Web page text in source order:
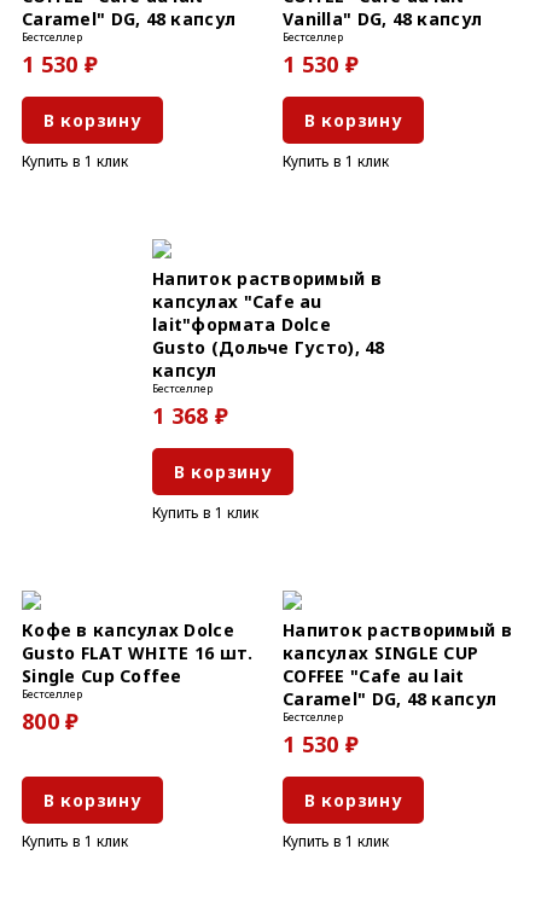
Caramel" DG, 48 капсул
Бестселлер
1 530 ₽
В корзину
Купить в 1 клик
Vanilla" DG, 48 капсул
Бестселлер
1 530 ₽
В корзину
Купить в 1 клик
Напиток растворимый в
капсулах "Сafe au
lait"формата Dolce
Gusto (Дольче Густо), 48
капсул
Бестселлер
1 368 ₽
В корзину
Купить в 1 клик
Кофе в капсулах Dolce
Gusto FLAT WHITE 16 шт.
Single Cup Coffee
Бестселлер
800 ₽
В корзину
Купить в 1 клик
Напиток растворимый в
капсулах SINGLE CUP
COFFEE "Cafe au lait
Caramel" DG, 48 капсул
Бестселлер
1 530 ₽
В корзину
Купить в 1 клик